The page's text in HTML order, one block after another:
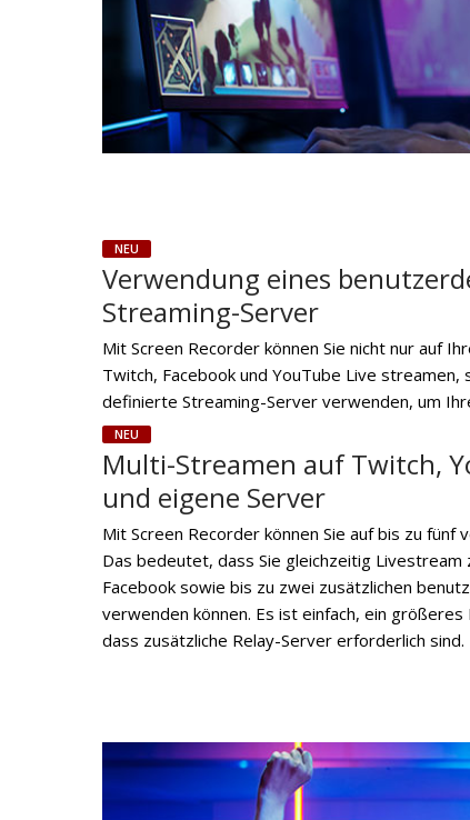
NEU
Verwendung eines
Streaming-Server
Mit Screen Recorder können Sie nicht nur auf
Twitch, Facebook und YouTube Live streamen,
definierte Streaming-Server verwenden, um
NEU
Multi-Streamen auf Twitch,
und eigene Server
Mit Screen Recorder können Sie auf bis zu fünf
Das bedeutet, dass Sie gleichzeitig Livestream
Facebook sowie bis zu zwei zusätzlichen
verwenden können. Es ist einfach, ein größeres
dass zusätzliche Relay-Server erforderlich sind.